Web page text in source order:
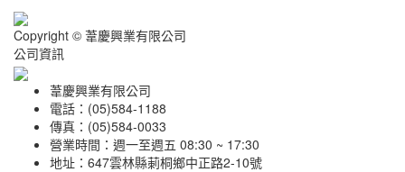
Copyright © 葦慶興業有限公司
公司資訊
葦慶興業有限公司
電話：(05)584-1188
傳真：(05)584-0033
營業時間：週一至週五 08:30 ~ 17:30
地址：647雲林縣莿桐鄉中正路2-10號